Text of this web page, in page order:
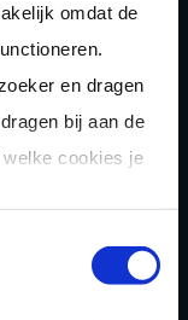
omdat de
en dragen
bij aan de
cookies je